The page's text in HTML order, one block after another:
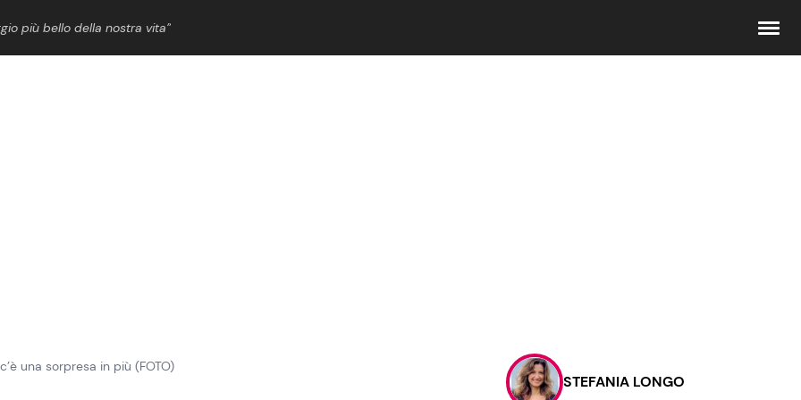
più bello della nostra vita”
Contattaci
Pubblicità
una sorpresa in più (FOTO)
STEFANIA LONGO